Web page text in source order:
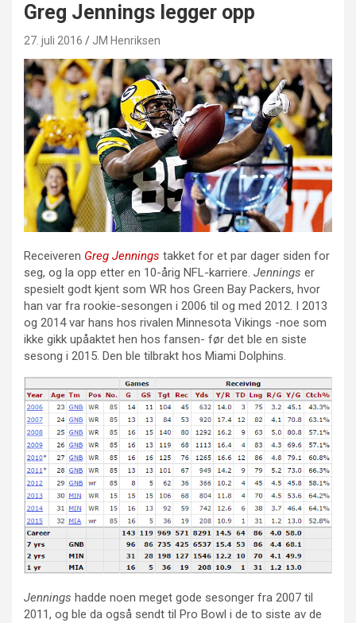
Greg Jennings legger opp
27. juli 2016 JM Henriksen
Receiveren Greg Jennings takket for et par dager siden for
seg, og la opp etter en 10-årig NFL-karriere. Jennings er
spesielt godt kjent som WR hos Green Bay Packers, hvor
han var fra rookie-sesongen i 2006 til og med 2012. I 2013
og 2014 var hans hos rivalen Minnesota Vikings -noe som
ikke gikk upåaktet hen hos fansen- før det ble en siste
sesong i 2015. Den ble tilbrakt hos Miami Dolphins.
Jennings hadde noen meget gode sesonger fra 2007 til
2011, og ble da også sendt til Pro Bowl i de to siste av de